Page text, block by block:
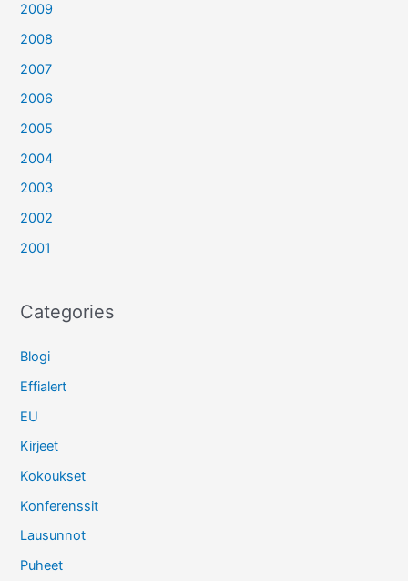
2009
2008
2007
2006
2005
2004
2003
2002
2001
Categories
Blogi
Effialert
EU
Kirjeet
Kokoukset
Konferenssit
Lausunnot
Puheet